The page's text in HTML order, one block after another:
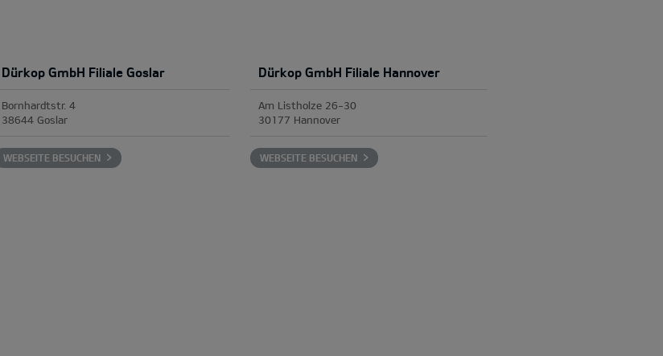
Dürkop GmbH Filiale Goslar
Bornhardtstr. 4
38644 Goslar
WEBSEITE BESUCHEN
Dürkop GmbH Filiale Hannover
Am Listholze 26-30
30177 Hannover
WEBSEITE BESUCHEN